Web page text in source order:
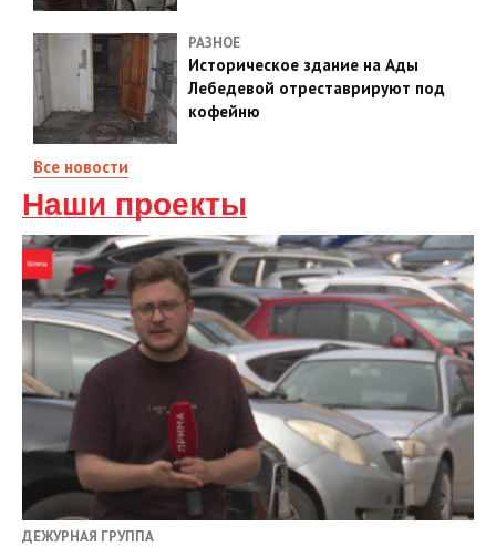
РАЗНОЕ
Историческое здание на Ады
Лебедевой отреставрируют под
кофейню
Все новости
Наши проекты
ДЕЖУРНАЯ ГРУППА